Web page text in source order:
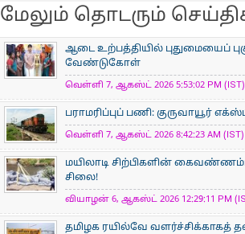
மேலும் தொடரும்
ஆடை உற்பத்தியில் புதுமையைப்
வேண்டுகோள்
வெள்ளி 7, ஆகஸ்ட் 2026 5:53:02 PM (IST)
பராமரிப்புப் பணி: குருவாயூர்
வெள்ளி 7, ஆகஸ்ட் 2026 8:42:23 AM (IST)
மயிலாடி சிற்பிகளின்
சிலை!
வியாழன் 6, ஆகஸ்ட் 2026 12:29:11 PM
தமிழக ரயில்வே